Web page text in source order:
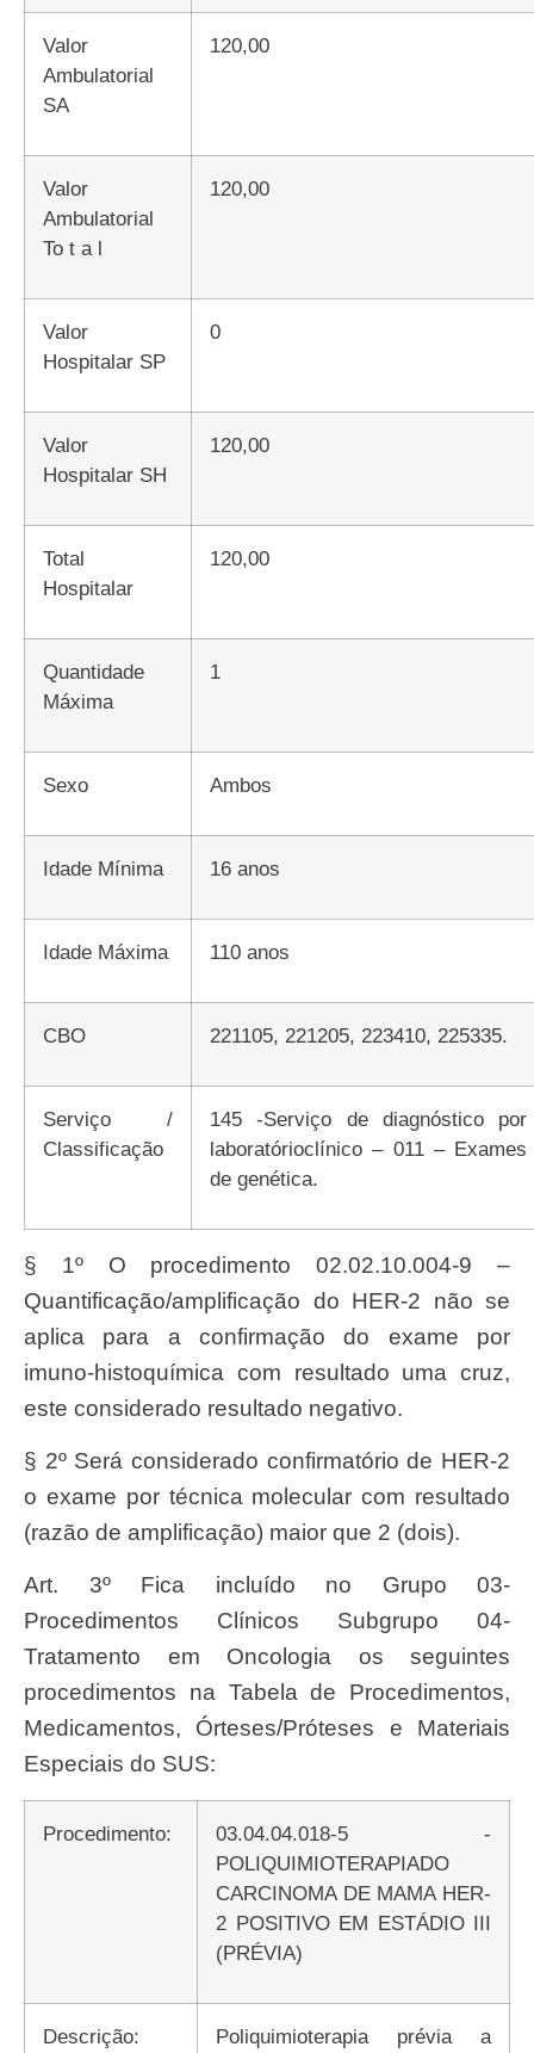
Valor
Ambulatorial
SA
120,00
Valor
Ambulatorial
To t a l
120,00
Valor
Hospitalar SP
0
Valor
Hospitalar SH
120,00
Total
Hospitalar
120,00
Quantidade
Máxima
1
Sexo Ambos
Idade Mínima 16 anos
Idade Máxima 110 anos
CBO 221105, 221205, 223410, 225335.
Serviço /
Classificação
145 -Serviço de diagnóstico por
laboratórioclínico – 011 – Exames
de genética.
§ 1º O procedimento 02.02.10.004-9 –
Quantificação/amplificação do HER-2 não se
aplica para a confirmação do exame por
imuno-histoquímica com resultado uma cruz,
este considerado resultado negativo.
§ 2º Será considerado confirmatório de HER-2
o exame por técnica molecular com resultado
(razão de amplificação) maior que 2 (dois).
Art. 3º Fica incluído no Grupo 03-
Procedimentos Clínicos Subgrupo 04-
Tratamento em Oncologia os seguintes
procedimentos na Tabela de Procedimentos,
Medicamentos, Órteses/Próteses e Materiais
Especiais do SUS:
Procedimento:
03.04.04.018-5 -
POLIQUIMIOTERAPIADO
CARCINOMA DE MAMA HER-
2 POSITIVO EM ESTÁDIO III
(PRÉVIA)
Descrição: Poliquimioterapia prévia a